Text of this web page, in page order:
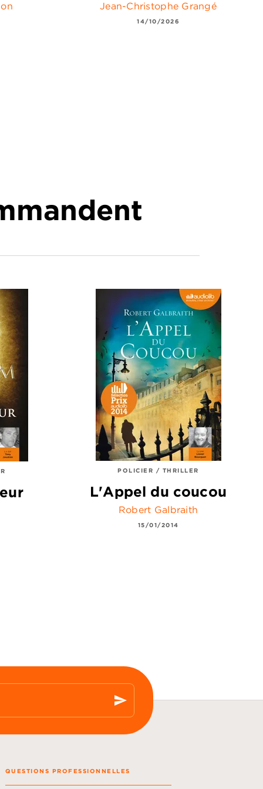
Jean-Christophe Grangé
14/10/2026
POLICIER / THRILLER
L'Appel du coucou
Robert Galbraith
15/01/2014
send
QUESTIONS PROFESSIONNELLES